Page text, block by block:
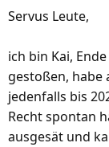
m
Servus Leute,
ich bin Kai,
gestoßen, habe
jedenfalls bis
Recht spontan
ausgesät und